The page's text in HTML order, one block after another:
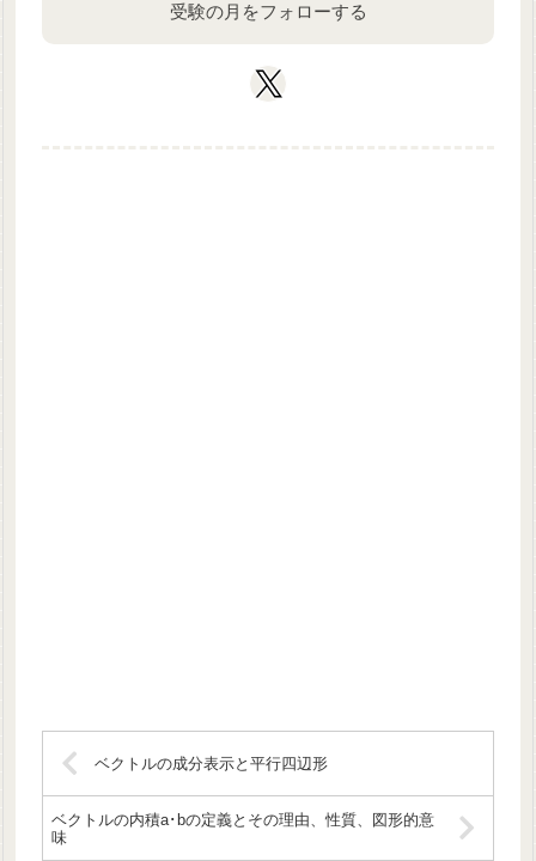
受験の月をフォローする
ベクトルの成分表示と平行四辺形
ベクトルの内積a･bの定義とその理由、性質、図形的意
味